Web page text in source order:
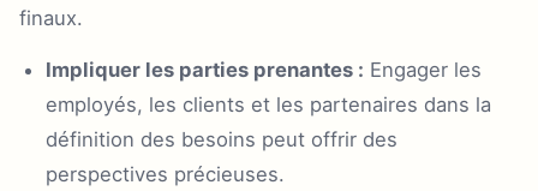
finaux.
Impliquer les parties prenantes : Engager les
employés, les clients et les partenaires dans la
définition des besoins peut offrir des
perspectives précieuses.